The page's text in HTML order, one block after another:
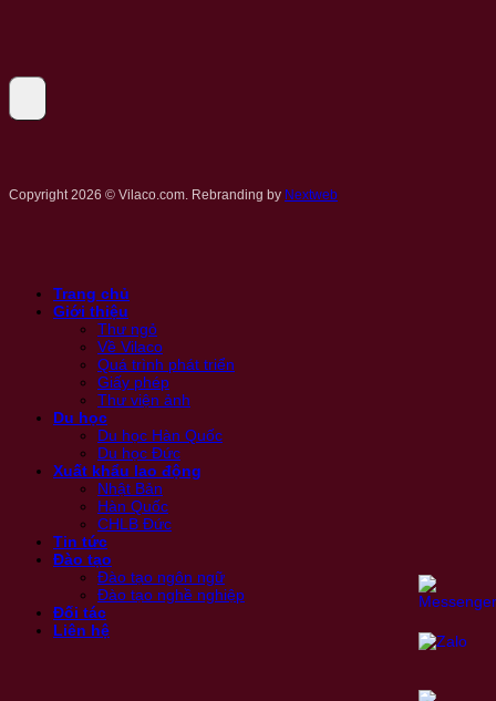
Copyright 2026 © Vilaco.com. Rebranding by Nextweb
Trang chủ
Giới thiệu
Thư ngỏ
Về Vilaco
Quá trình phát triển
Giấy phép
Thư viện ảnh
Du học
Du học Hàn Quốc
Du học Đức
Xuất khẩu lao động
Nhật Bản
Hàn Quốc
CHLB Đức
Tin tức
Đào tạo
Đào tạo ngôn ngữ
Đào tạo nghề nghiệp
Đối tác
Liên hệ